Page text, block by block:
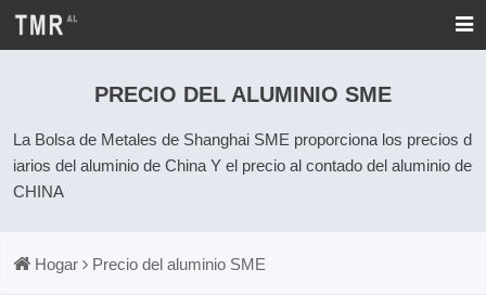
PRECIO DEL ALUMINIO SME
La Bolsa de Metales de Shanghai SME proporciona los precios d
iarios del aluminio de China Y el precio al contado del aluminio de
CHINA
Hogar Precio del aluminio SME